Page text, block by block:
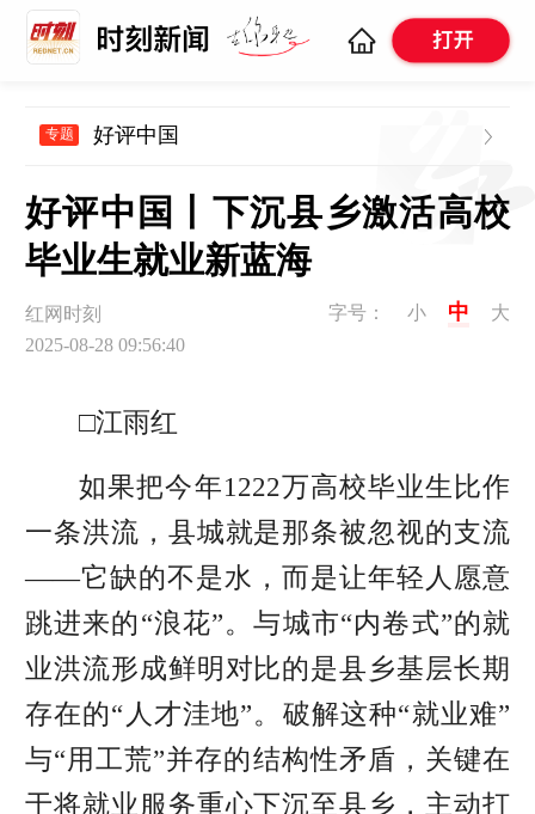
专题 好评中国
好评中国丨下沉县乡激活高校
毕业生就业新蓝海
红网时刻
2025-08-28 09:56:40
字号： 小 中 大
□江雨红
如果把今年1222万高校毕业生比作
一条洪流，县城就是那条被忽视的支流
——它缺的不是水，而是让年轻人愿意
跳进来的“浪花”。与城市“内卷式”的就
业洪流形成鲜明对比的是县乡基层长期
存在的“人才洼地”。破解这种“就业难”
与“用工荒”并存的结构性矛盾，关键在
于将就业服务重心下沉至县乡，主动打